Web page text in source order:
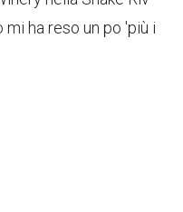
mi ha reso un po 'più i